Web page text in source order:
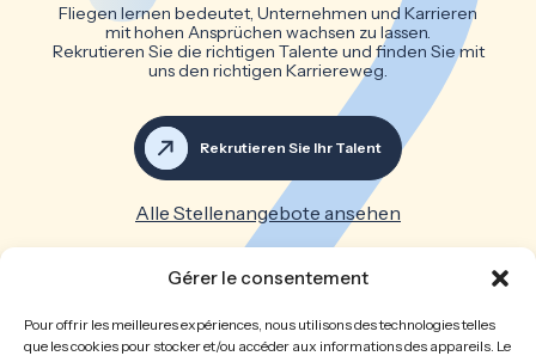
Gérer le consentement
Pour offrir les meilleures expériences, nous utilisons des technologies telles
que les cookies pour stocker et/ou accéder aux informations des appareils. Le
Fliegen lernen bedeutet, Unternehmen und Karrieren
mit hohen Ansprüchen wachsen zu lassen.
Rekrutieren Sie die richtigen Talente und finden Sie mit
uns den richtigen Karriereweg.
Rekrutieren Sie Ihr Talent
Alle Stellenangebote ansehen
Großartige Teams machen